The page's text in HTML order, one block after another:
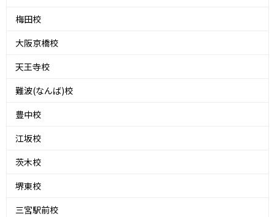
梅田校
大阪京橋校
天王寺校
難波(なんば)校
豊中校
江坂校
茨木校
堺東校
三宮駅前校